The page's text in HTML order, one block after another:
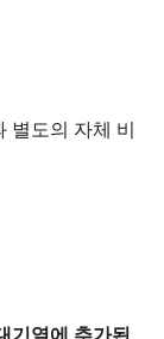
별도의 자체 비